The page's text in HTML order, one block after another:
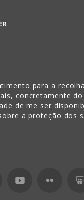
para a
concretamente
de me ser
a proteção dos